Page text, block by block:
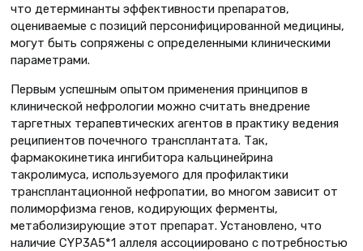
что детерминанты эффективности препаратов,
оцениваемые с позиций персонифицированной медицины,
могут быть сопряжены с определенными клиническими
параметрами.
Первым успешным опытом применения принципов в
клинической нефрологии можно считать внедрение
таргетных терапевтических агентов в практику ведения
реципиентов почечного трансплантата. Так,
фармакокинетика ингибитора кальцинейрина
такролимуса, используемого для профилактики
трансплантационной нефропатии, во многом зависит от
полиморфизма генов, кодирующих ферменты,
метаболизирующие этот препарат. Установлено, что
наличие CYP3A5*1 аллеля ассоциировано с потребностью